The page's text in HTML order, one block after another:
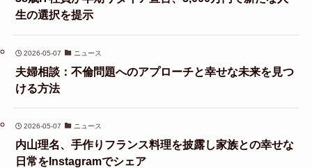
生の選択を提示
2026-05-07 ニュース
夫婦相談：不倫問題へのアプローチと幸せな未来を見つ
ける方法
2026-05-07 ニュース
内山理名、手作りフランス料理を披露し家族との幸せな
日常をInstagramでシェア